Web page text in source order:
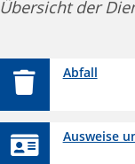
Übersicht der
Abfall
Ausweise